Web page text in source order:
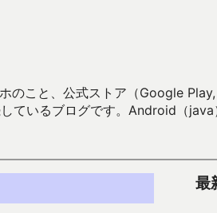
のこと、公式ストア（Google
ているブログです。Android（
最